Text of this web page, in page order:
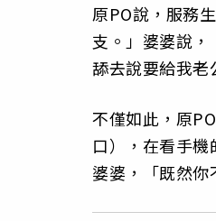
原PO說，服務
支。」婆婆說
舔去說要給我老
不僅如此，原
口），在看手
婆婆，「既然你